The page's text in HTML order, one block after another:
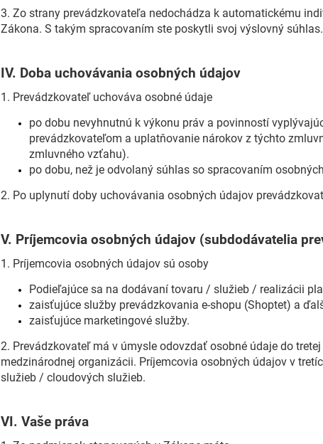
3. Zo strany prevádzkovateľa nedochádza k automatickému
Zákona. S takým spracovaním ste poskytli svoj výslovný súhlas.
IV. Doba uchovávania osobných údajov
1. Prevádzkovateľ uchováva osobné údaje
po dobu nevyhnutnú k výkonu práv a povinností
prevádzkovateľom a uplatňovanie nárokov z týchto
zmluvného vzťahu).
po dobu, než je odvolaný súhlas so spracovaním
2. Po uplynutí doby uchovávania osobných údajov
V. Príjemcovia osobných údajov (subdodávatelia
1. Príjemcovia osobných údajov sú osoby
Podieľajúce sa na dodávaní tovaru / služieb / realizácii
zaisťujúce služby prevádzkovania e-shopu (Shoptet) a
zaisťujúce marketingové služby.
2. Prevádzkovateľ má v úmysle odovzdať osobné údaje do
medzinárodnej organizácii. Príjemcovia osobných údajov v
služieb / cloudových služieb.
VI. Vaše práva